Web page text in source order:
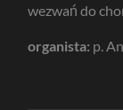
wezwań do
organista: p.